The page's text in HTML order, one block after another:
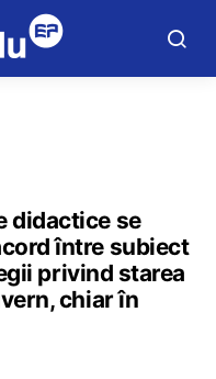
didactice se
între subiect
privind starea
chiar în